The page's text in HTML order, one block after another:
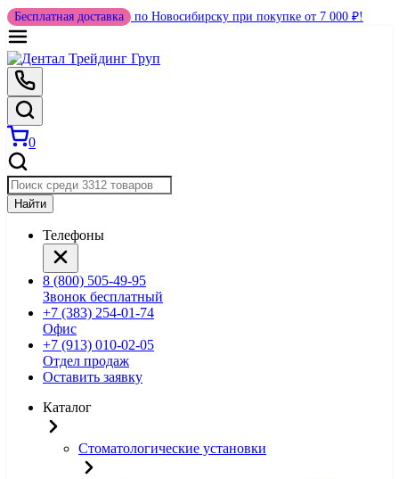
Бесплатная доставка по Новосибирску при покупке от 7 000 ₽!
0
Найти
Телефоны
8 (800) 505-49-95
Звонок бесплатный
+7 (383) 254-01-74
Офис
+7 (913) 010-02-05
Отдел продаж
Оставить заявку
Каталог
Стоматологические установки